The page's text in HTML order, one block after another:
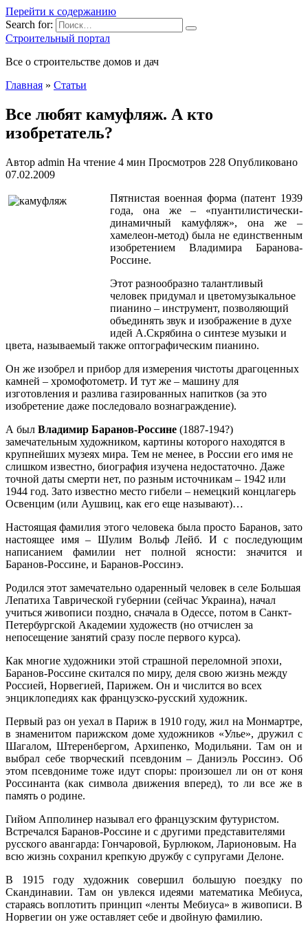
Перейти к содержанию
Search for:
Строительный портал
Все о строительстве домов и дач
Главная » Статьи
Все любят камуфляж. А кто
изобретатель?
Автор admin На чтение 4 мин Просмотров 228 Опубликовано
07.02.2009
Пятнистая военная форма (патент 1939
года, она же – «пуантилистически-
динамичный камуфляж», она же –
хамелеон-метод) была не единственным
изобретением Владимира Баранова-
Россине.
Этот разнообразно талантливый
человек придумал и цветомузыкальное
пианино – инструмент, позволяющий
объединять звук и изображение в духе
идей А.Скрябина о синтезе музыки и
цвета, называемый также оптографическим пианино.
Он же изобрел и прибор для измерения чистоты драгоценных
камней – хромофотометр. И тут же – машину для
изготовления и разлива газированных напитков (за это
изобретение даже последовало вознаграждение).
А был Владимир Баранов-Россине (1887-194?)
замечательным художником, картины которого находятся в
крупнейших музеях мира. Тем не менее, в России его имя не
слишком известно, биография изучена недостаточно. Даже
точной даты смерти нет, по разным источникам – 1942 или
1944 год. Зато известно место гибели – немецкий концлагерь
Освенцим (или Аушвиц, как его еще называют)…
Настоящая фамилия этого человека была просто Баранов, зато
настоящее имя – Шулим Вольф Лейб. И с последующим
написанием фамилии нет полной ясности: значится и
Баранов-Россине, и Баранов-Россинэ.
Родился этот замечательно одаренный человек в селе Большая
Лепатиха Таврической губернии (сейчас Украина), начал
учиться живописи поздно, сначала в Одессе, потом в Санкт-
Петербургской Академии художеств (но отчислен за
непосещение занятий сразу после первого курса).
Как многие художники этой страшной переломной эпохи,
Баранов-Россине скитался по миру, деля свою жизнь между
Россией, Норвегией, Парижем. Он и числится во всех
энциклопедиях как французско-русский художник.
Первый раз он уехал в Париж в 1910 году, жил на Монмартре,
в знаменитом парижском доме художников «Улье», дружил с
Шагалом, Штеренбергом, Архипенко, Модильяни. Там он и
выбрал себе творческий псевдоним – Даниэль Россинэ. Об
этом псевдониме тоже идут споры: произошел ли он от коня
Россинанта (как символа движения вперед), то ли все же в
память о родине.
Гийом Апполинер называл его французским футуристом.
Встречался Баранов-Россине и с другими представителями
русского авангарда: Гончаровой, Бурлюком, Ларионовым. На
всю жизнь сохранил крепкую дружбу с супругами Делоне.
В 1915 году художник совершил большую поездку по
Скандинавии. Там он увлекся идеями математика Мебиуса,
стараясь воплотить принцип «ленты Мебиуса» в живописи. В
Норвегии он уже оставляет себе и двойную фамилию.